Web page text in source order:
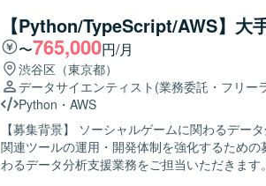
に向けた検証・改善を継続的に行っていただきます。 【求める人物像】 生成AIやAI
ト技術への関心が高く、自ら課題を発見しな
る方を求めております。関係者とコミュニケ
品質の向上に責任感を持って取り組んでいただける方が望ま
音声認識と生成AIを組み合わせたSaaSプロダ
成などコアとなるアーキテクチャ設計から関
カスタマイズ開発を通じて、多様な業務シナ
す。 【開発環境】 Pythonを用いたバックエンド開発環境のもと、LangChainやLangGraphなど
のAIエージェントフレームワークおよびLLM
【Python/TypeScript/AWS】大
〜765,000円/月
渋谷区（東京都）
データサイエンティスト (業務委託・フリー
Python ・ AWS
【募集背景】 ソーシャルゲームに関わるデー
関連ツールの運用・開発体制を強化するための募集です。 【作業内容】 ソー
わるデータ分析支援業務をご担当いただきま